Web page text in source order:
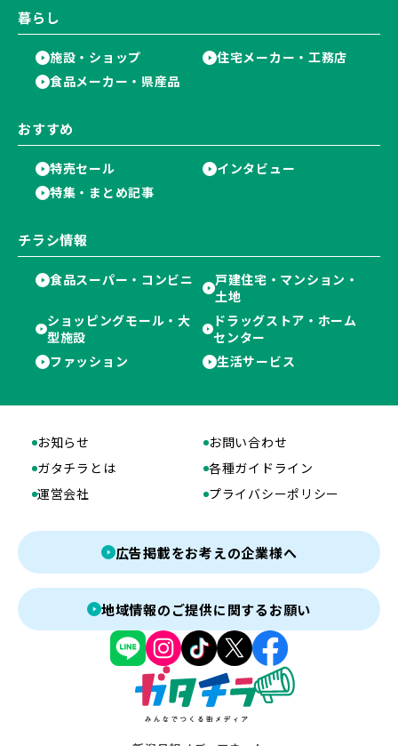
暮らし
施設・ショップ
住宅メーカー・工務店
食品メーカー・県産品
おすすめ
特売セール
インタビュー
特集・まとめ記事
チラシ情報
食品スーパー・コンビニ
戸建住宅・マンション・
土地
ショッピングモール・大
型施設
ドラッグストア・ホーム
センター
ファッション
生活サービス
お知らせ
お問い合わせ
ガタチラとは
各種ガイドライン
運営会社
プライバシーポリシー
広告掲載をお考えの企業様へ
地域情報のご提供に関するお願い